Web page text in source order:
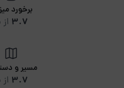
برخورد
3.7 از 5
مسیر و
3.7 از 5